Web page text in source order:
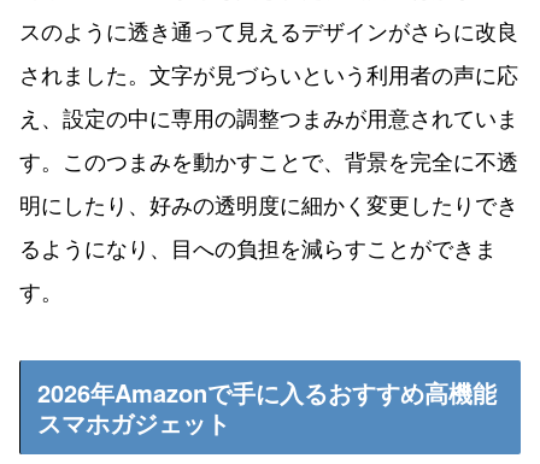
スのように透き通って見えるデザインがさらに改良
されました。文字が見づらいという利用者の声に応
え、設定の中に専用の調整つまみが用意されていま
す。このつまみを動かすことで、背景を完全に不透
明にしたり、好みの透明度に細かく変更したりでき
るようになり、目への負担を減らすことができま
す。
2026年Amazonで手に入るおすすめ高機能
スマホガジェット